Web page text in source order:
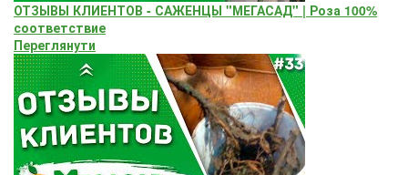
ОТЗЫВЫ КЛИЕНТОВ - САЖЕНЦЫ "МЕГАСАД" | Роза 100%
соответствие
Переглянути